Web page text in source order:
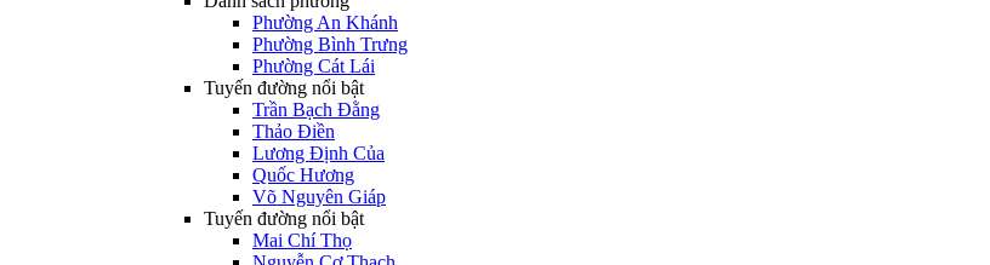
Phường An Khánh
Phường Bình Trưng
Phường Cát Lái
Tuyến đường nổi bật
Trần Bạch Đằng
Thảo Điền
Lương Định Của
Quốc Hương
Võ Nguyên Giáp
Tuyến đường nổi bật
Mai Chí Thọ